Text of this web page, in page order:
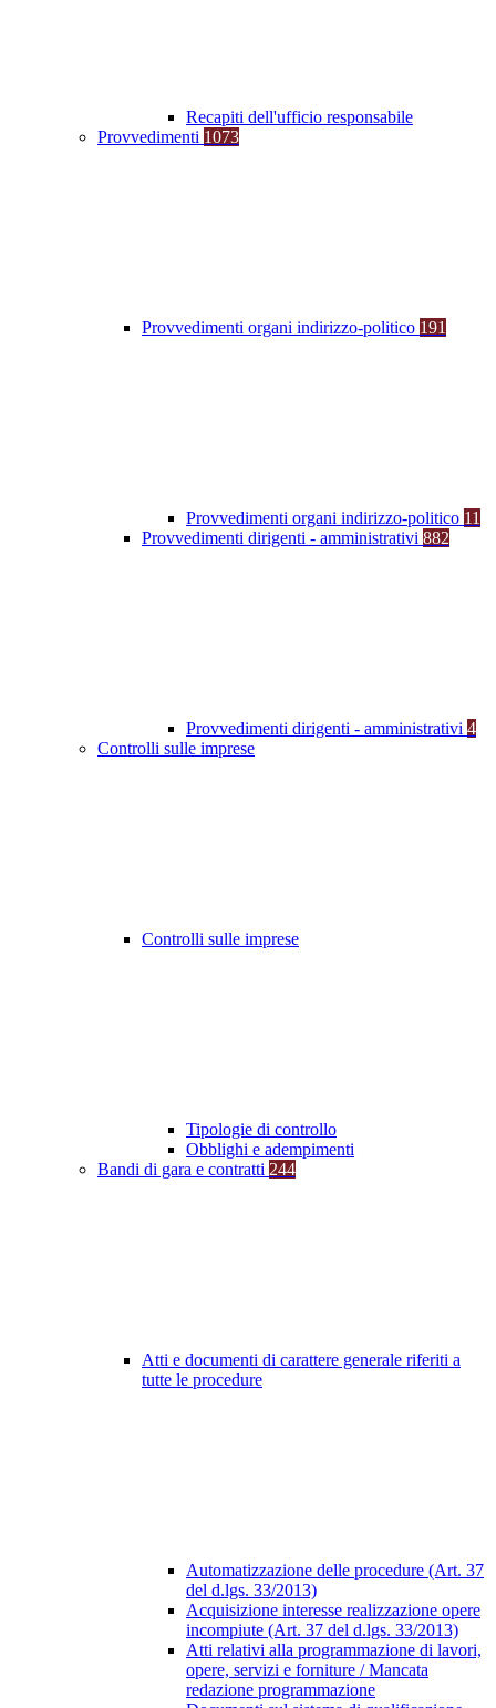
Recapiti dell'ufficio responsabile
Provvedimenti 1073
Provvedimenti organi indirizzo-politico 191
Provvedimenti organi indirizzo-politico 11
Provvedimenti dirigenti - amministrativi 882
Provvedimenti dirigenti - amministrativi 4
Controlli sulle imprese
Controlli sulle imprese
Tipologie di controllo
Obblighi e adempimenti
Bandi di gara e contratti 244
Atti e documenti di carattere generale riferiti a
tutte le procedure
Automatizzazione delle procedure (Art. 37
del d.lgs. 33/2013)
Acquisizione interesse realizzazione opere
incompiute (Art. 37 del d.lgs. 33/2013)
Atti relativi alla programmazione di lavori,
opere, servizi e forniture / Mancata
redazione programmazione